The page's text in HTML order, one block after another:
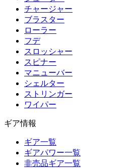
チャージャー
ブラスター
ローラー
フデ
スロッシャー
スピナー
マニューバー
シェルター
ストリンガー
ワイパー
ギア情報
ギア一覧
ギアパワー一覧
非売品ギア一覧